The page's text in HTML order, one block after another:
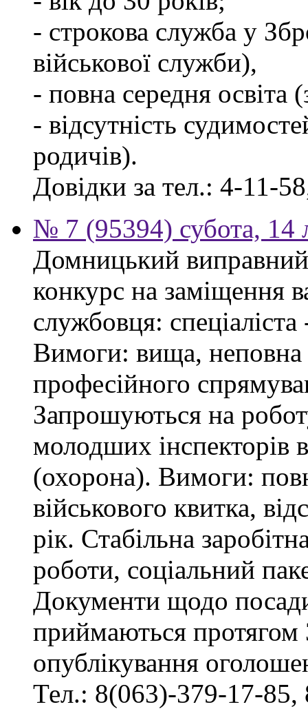
- строкова служба у
військової служби),
- повна середня
- відсутність
родичів).
Довідки за тел.: 4-11-
№ 7 (95394) субота, 14
Домницький
конкурс на заміщення
службовця: спеціаліста
Вимоги: вища, неповна
професійного
Запрошуються на
молодших інспекторів
(охорона). Вимоги:
військового квитка,
рік. Стабільна
роботи, соціальний
Документи щодо посади
приймаються протягом
опублікування
Тел.: 8(063)-379-17-